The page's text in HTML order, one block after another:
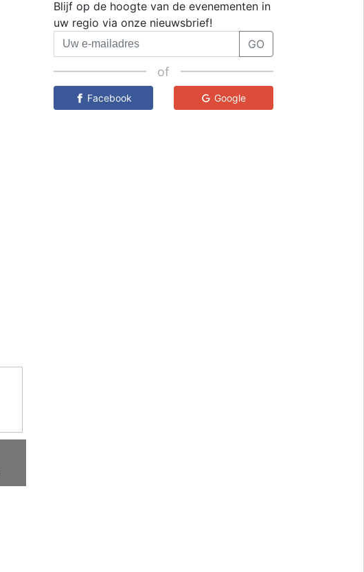
Blijf op de hoogte van de evenementen in
uw regio via onze nieuwsbrief!
GO
of
Facebook Google